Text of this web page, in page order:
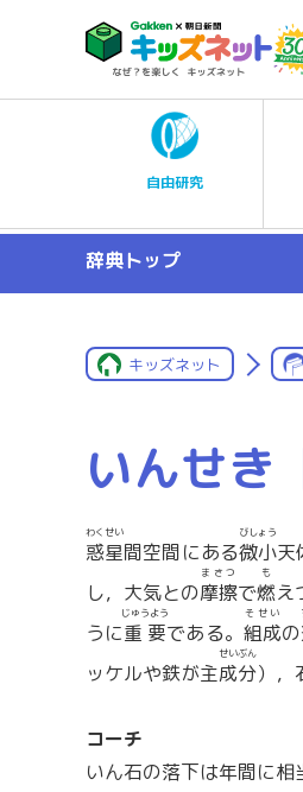
自由研究
辞典トップ
キッズネット
いんせき
惑星
わくせい
間空間にある微小
びしょう
天
し，大気との摩擦
まさつ
で燃
も
え
うに重要
じゅうよう
である。 組成
そせい
の
ッケルや鉄が主成分
せいぶん
），
コーチ
いん石の落下は年間に相